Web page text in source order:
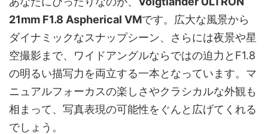
21mm F1.8 Aspherical VMです。広大な風景から
ダイナミックなスナップシーン、さらには夜景や星
空撮影まで、ワイドアングルならではの迫力とF1.8
の明るい描写力を両立する一本となっています。マ
ニュアルフォーカスの楽しさやクラシカルな外観も
相まって、写真表現の可能性をぐんと広げてくれる
でしょう。